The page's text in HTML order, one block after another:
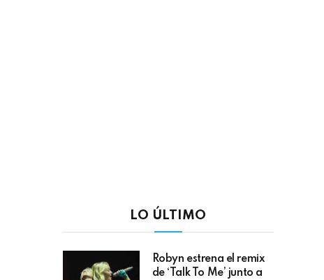
LO ÚLTIMO
Robyn estrena el remix
de ‘Talk To Me’ junto a